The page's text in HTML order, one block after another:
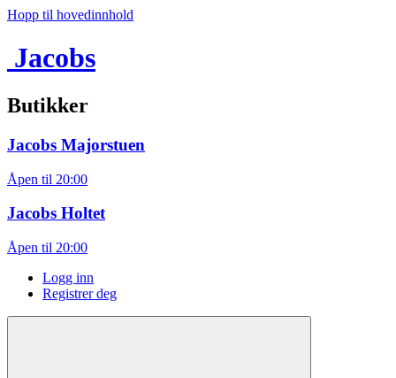
Hopp til hovedinnhold
Jacobs
Butikker
Jacobs Majorstuen
Åpen til 20:00
Jacobs Holtet
Åpen til 20:00
Logg inn
Registrer deg